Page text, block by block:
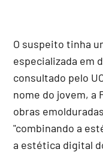
O suspeito tinha
especializada em
consultado pelo
nome do jovem, a
obras
"combinando a
a estética digital